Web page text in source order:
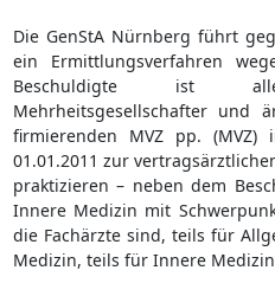
Die GenStA Nürnberg führt
ein Ermittlungsverfahren
Beschuldigte ist
Mehrheitsgesellschafter und
firmierenden MVZ pp.
01.01.2011 zur
praktizieren – neben dem
Innere Medizin mit
die Fachärzte sind, teils für
Medizin, teils für Innere